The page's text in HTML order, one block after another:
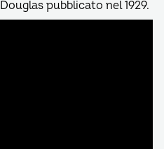
pubblicato nel 1929.